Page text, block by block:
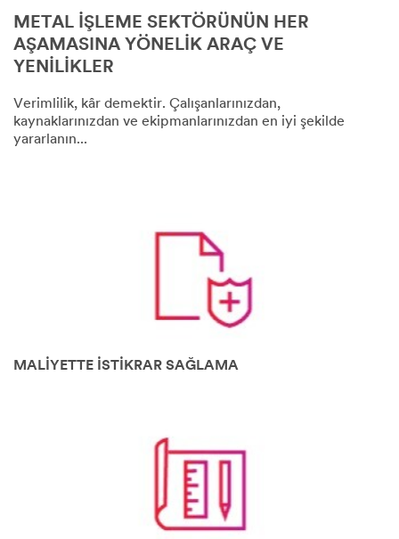
METAL İŞLEME SEKTÖRÜNÜN HER
AŞAMASINA YÖNELİK ARAÇ VE
YENİLİKLER
Verimlilik, kâr demektir. Çalışanlarınızdan,
kaynaklarınızdan ve ekipmanlarınızdan en iyi şekilde
yararlanın...
MALİYETTE İSTİKRAR SAĞLAMA